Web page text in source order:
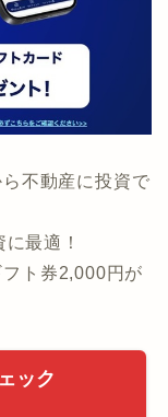
不動産に投資で
最適！
ト券2,000円が
ック